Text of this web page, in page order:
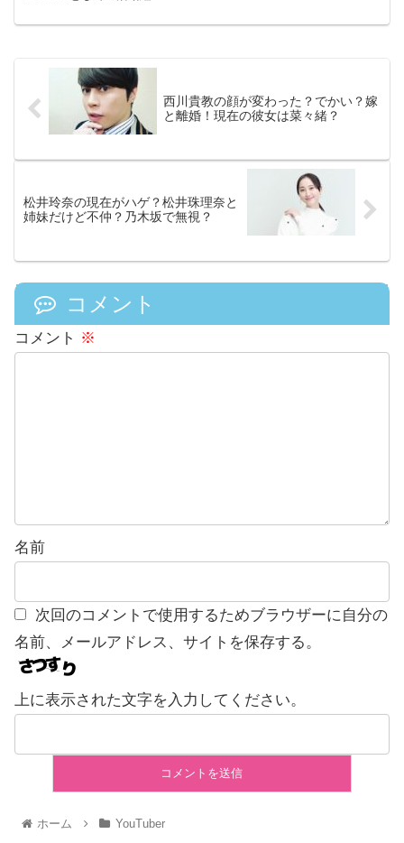
西川貴教の顔が変わった？でかい？嫁
と離婚！現在の彼女は菜々緒？
松井玲奈の現在がハゲ？松井珠理奈と
姉妹だけど不仲？乃木坂で無視？
コメント
コメント ※
名前
次回のコメントで使用するためブラウザーに自分の
名前、メールアドレス、サイトを保存する。
上に表示された文字を入力してください。
ホーム YouTuber